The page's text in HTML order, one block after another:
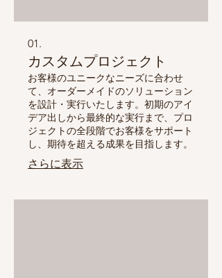
01.
カスタムプロジェクト
お客様のユニークなニーズに合わせ
て、オーダーメイドのソリューション
を設計・実行いたします。初期のアイ
デア出しから最終的な実行まで、プロ
ジェクトの全段階でお客様をサポート
し、期待を超える成果を目指します。
さらに表示